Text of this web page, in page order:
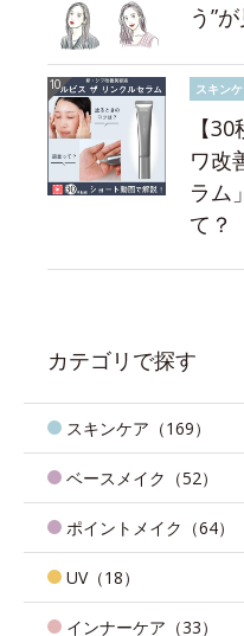
う”
スキン
【
ワ改
ラム
て？
カテゴリで探す
スキンケア（169）
ベースメイク（52）
ポイントメイク（64）
UV（18）
インナーケア（33）